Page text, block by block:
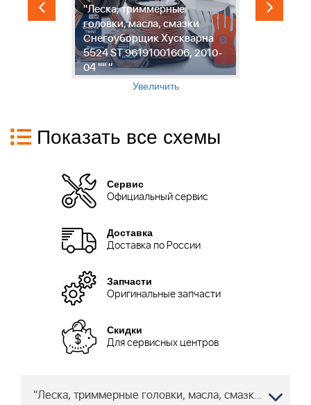
"Леска, триммерные
головки, масла, смазки
Снегоуборщик Хускварна
5524 ST 96191001606, 2010-
04 "" "
Увеличить
Показать все схемы
Сервис
Официальный сервис
Доставка
Доставка по России
Запчасти
Оригинальные запчасти
Скидки
Для сервисных центров
"Леска, триммерные головки, масла, смазки Снегоуборщик Хускварна 5524 ST 96191001606, 2010-04 "" "